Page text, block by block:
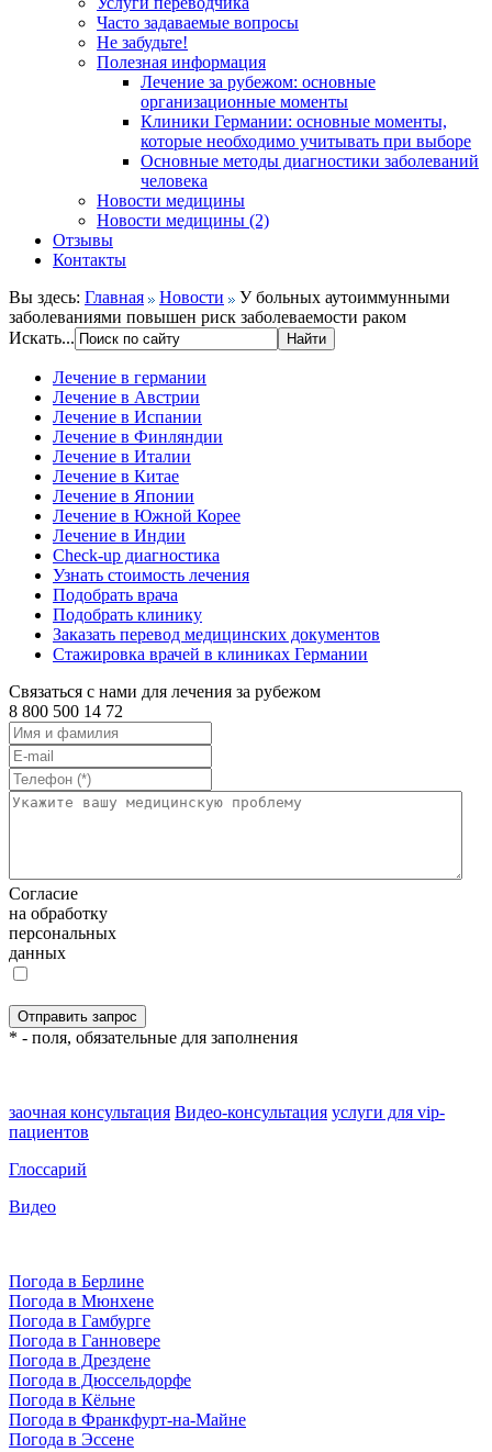
Часто задаваемые вопросы
Не забудьте!
Полезная информация
Лечение за рубежом: основные
организационные моменты
Клиники Германии: основные моменты,
которые необходимо учитывать при выборе
Основные методы диагностики заболеваний
человека
Новости медицины
Новости медицины (2)
Отзывы
Контакты
Вы здесь: Главная Новости
У больных аутоиммунными
заболеваниями повышен риск заболеваемости раком
Искать...
Лечение в германии
Лечение в Австрии
Лечение в Испании
Лечение в Финляндии
Лечение в Италии
Лечение в Китае
Лечение в Японии
Лечение в Южной Корее
Лечение в Индии
Check-up диагностика
Узнать стоимость лечения
Подобрать врача
Подобрать клинику
Заказать перевод медицинских документов
Стажировка врачей в клиниках Германии
Связаться с нами для лечения за рубежом
8 800 500 14 72
Согласие
на обработку
персональных
данных
* - поля, обязательные для заполнения
заочная консультация Видео-консультация услуги для vip-
пациентов
Глоссарий
Видео
Погода в Берлине
Погода в Мюнхене
Погода в Гамбурге
Погода в Ганновере
Погода в Дрездене
Погода в Дюссельдорфе
Погода в Кёльне
Погода в Франкфурт-на-Майне
Погода в Эссене